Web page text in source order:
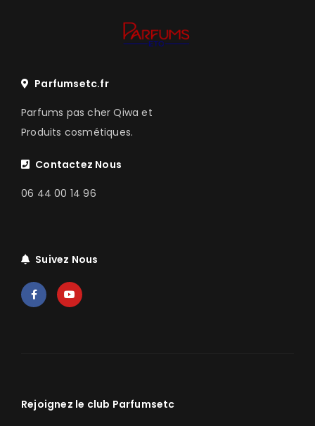
Parfumsetc.fr
Parfums pas cher Qiwa et
Produits cosmétiques.
Contactez Nous
06 44 00 14 96
Suivez Nous
Rejoignez le club Parfumsetc